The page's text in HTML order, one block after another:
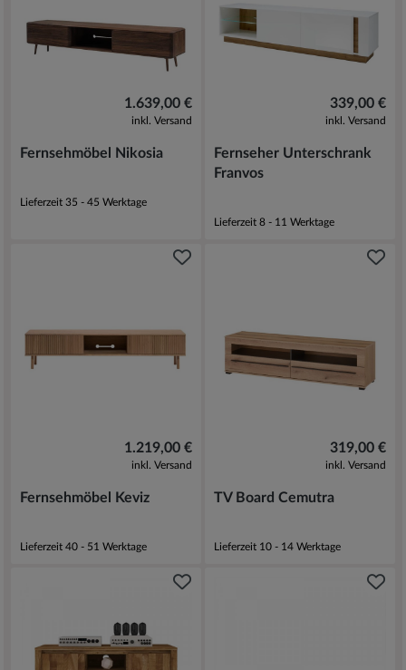
1.639,00 €
inkl. Versand
Fernsehmöbel Nikosia
Lieferzeit 35 - 45 Werktage
339,00 €
inkl. Versand
Fernseher Unterschrank
Franvos
Lieferzeit 8 - 11 Werktage
1.219,00 €
inkl. Versand
Fernsehmöbel Keviz
Lieferzeit 40 - 51 Werktage
319,00 €
inkl. Versand
TV Board Cemutra
Lieferzeit 10 - 14 Werktage